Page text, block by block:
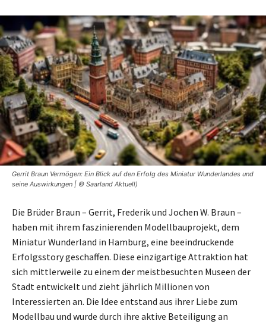
Gerrit Braun Vermögen: Ein Blick auf den Erfolg des Miniatur Wunderlandes und
seine Auswirkungen | © Saarland Aktuell)
Die Brüder Braun – Gerrit, Frederik und Jochen W. Braun –
haben mit ihrem faszinierenden Modellbauprojekt, dem
Miniatur Wunderland in Hamburg, eine beeindruckende
Erfolgsstory geschaffen. Diese einzigartige Attraktion hat
sich mittlerweile zu einem der meistbesuchten Museen der
Stadt entwickelt und zieht jährlich Millionen von
Interessierten an. Die Idee entstand aus ihrer Liebe zum
Modellbau und wurde durch ihre aktive Beteiligung an